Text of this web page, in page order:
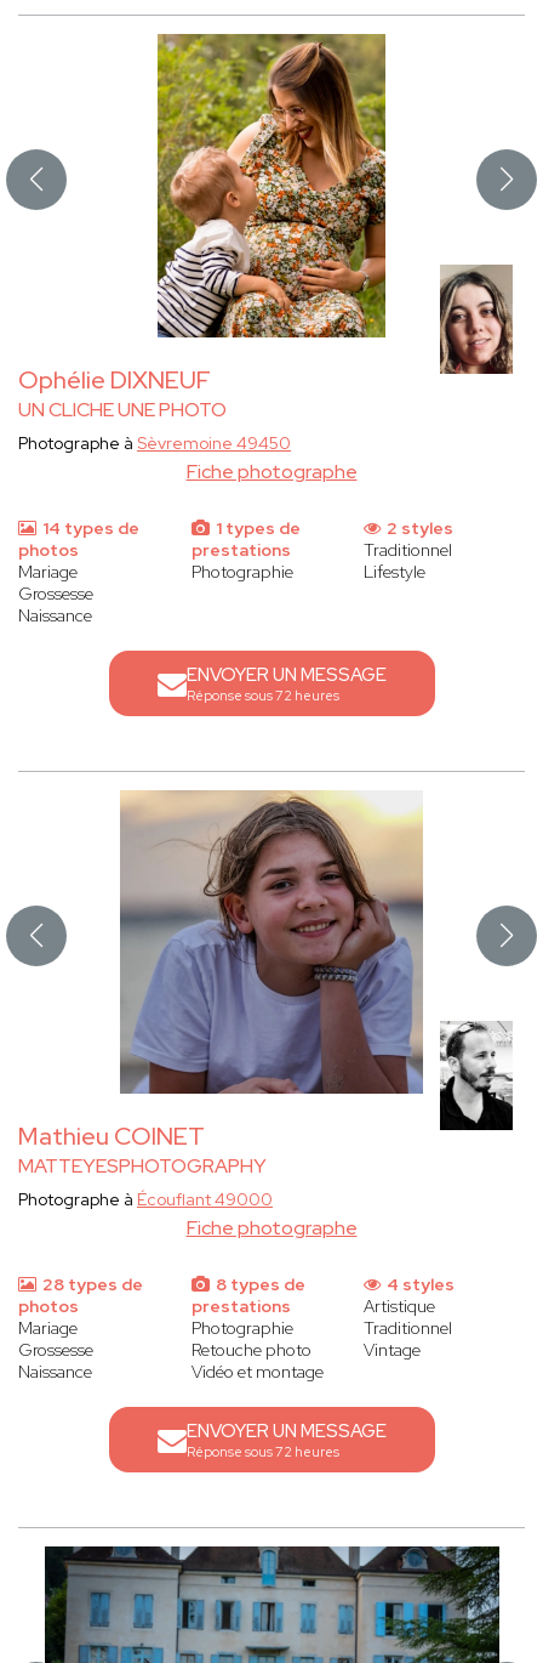
Ophélie DIXNEUF
UN CLICHE UNE PHOTO
Fiche photographe
Photographe à Sèvremoine 49450
14 types de
photos
Mariage
Grossesse
Naissance
1 types de
prestations
Photographie
2 styles
Traditionnel
Lifestyle
ENVOYER UN MESSAGE
Réponse sous 72 heures
Mathieu COINET
MATTEYESPHOTOGRAPHY
Fiche photographe
Photographe à Écouflant 49000
28 types de
photos
Mariage
Grossesse
Naissance
8 types de
prestations
Photographie
Retouche photo
Vidéo et montage
4 styles
Artistique
Traditionnel
Vintage
ENVOYER UN MESSAGE
Réponse sous 72 heures